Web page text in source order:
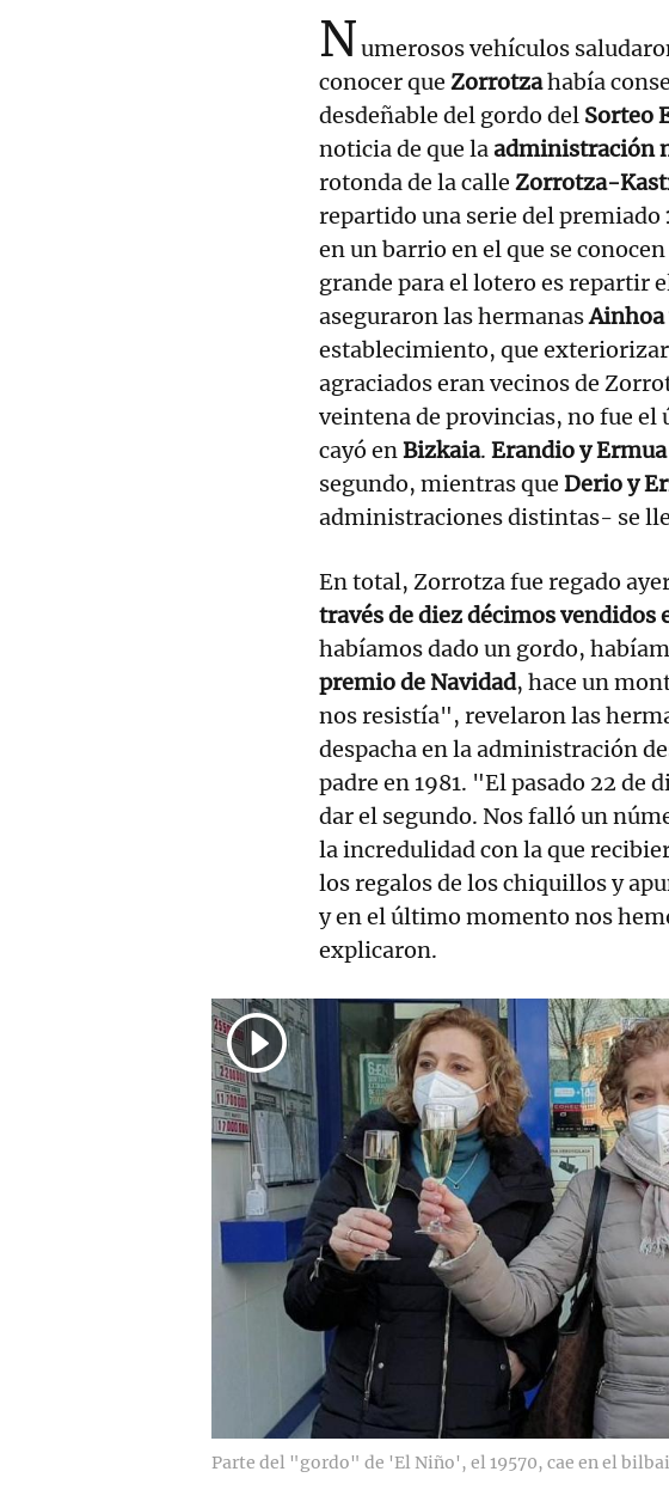
Numerosos vehículos
conocer que Zorrotzahabía
desdeñable del gordo del Sorteo
noticia de que laadministración
rotonda de la calle Zorrotza-
repartido una serie del premiado
en un barrio en el que se
grande para el lotero es repartir
aseguraron las hermanasAinhoa
establecimiento, que
agraciados eran vecinos de
veintena de provincias, no fue el
cayó enBizkaia. Erandio y Ermua
segundo, mientras que Derio y
administraciones distintas- se
En total, Zorrotza fue regado
través de diez décimos vendidos
habíamos dado un gordo,
premio de Navidad, hace un
nos resistía", revelaron las
despacha en la administración
padre en 1981. "El pasado 22 de
dar el segundo. Nos falló un
la incredulidad con la que
los regalos de los chiquillos y
y en el último momento nos
explicaron.
Parte del "gordo" de 'El Niño', el 19570, cae en el